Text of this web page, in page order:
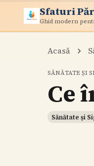
Sfaturi
Ghid modern
Acasă
SĂNĂTATE ȘI
Ce
Sănătate și